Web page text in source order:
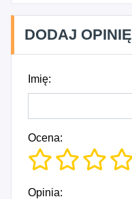
DODAJ OPINIĘ
Imię:
Ocena:
Opinia: